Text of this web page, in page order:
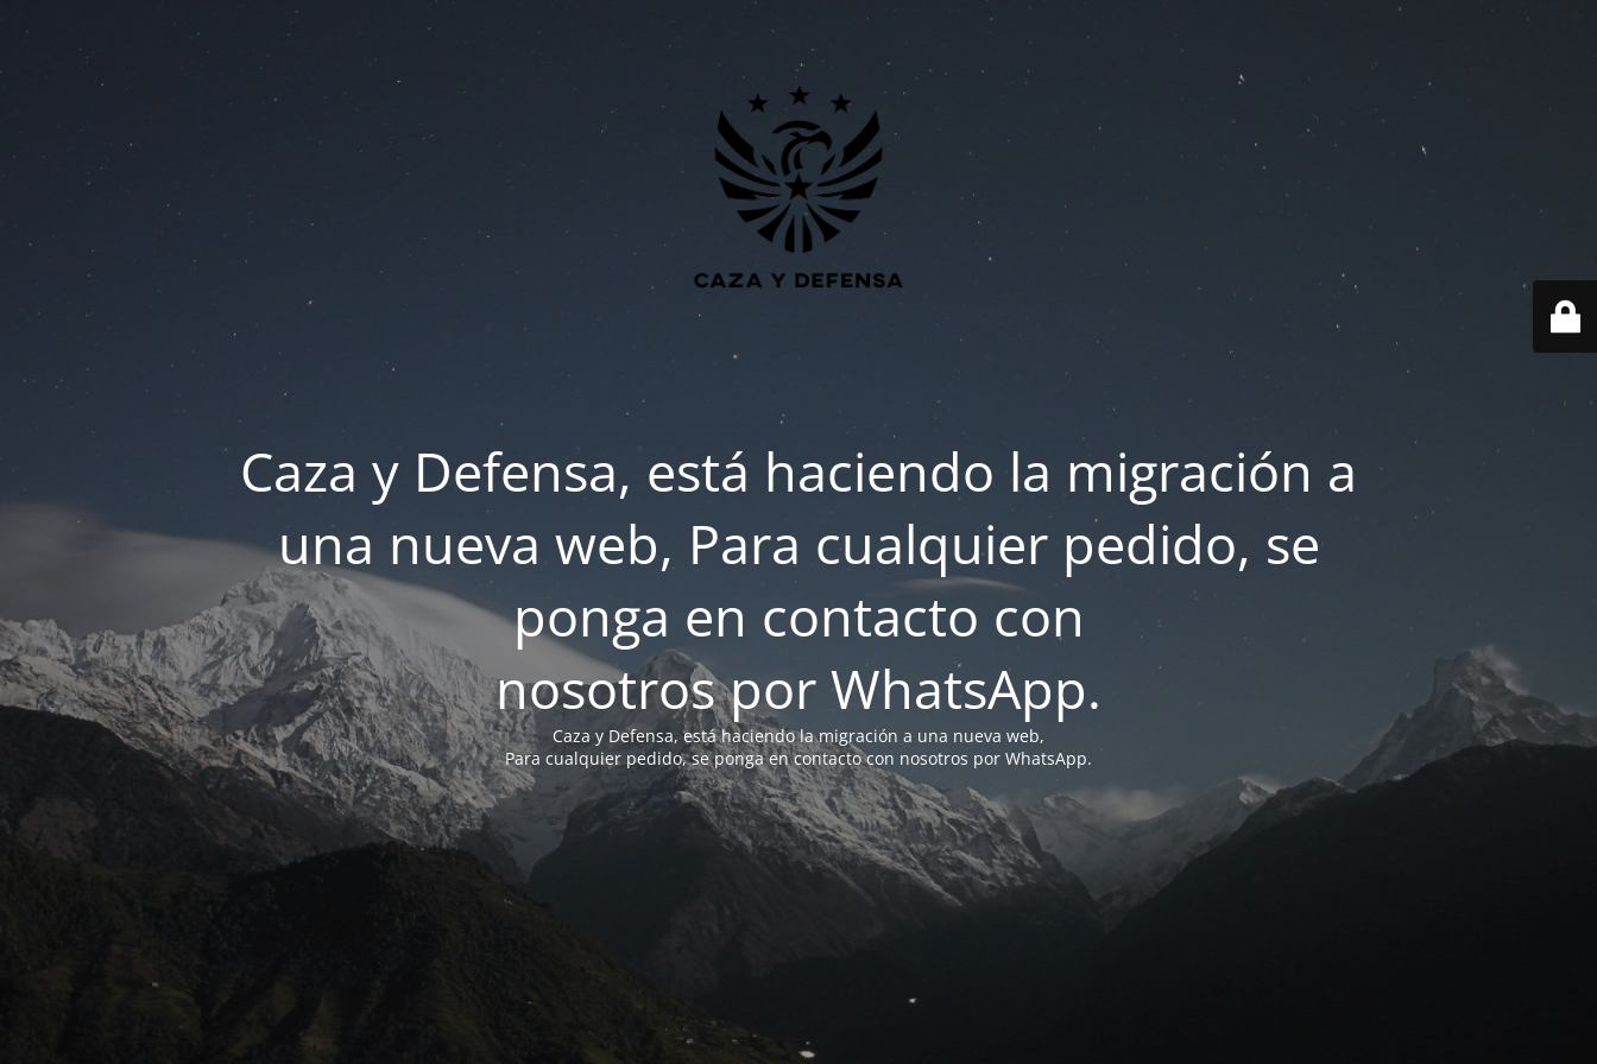
Caza y Defensa, está haciendo la migración a
una nueva web, Para cualquier pedido, se
ponga en contacto con
nosotros por WhatsApp.
Caza y Defensa, está haciendo la migración a una nueva web,
Para cualquier pedido, se ponga en contacto con nosotros por WhatsApp.